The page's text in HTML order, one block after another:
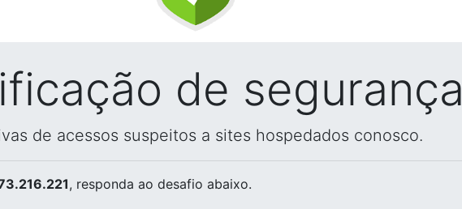
de segurança
de acessos suspeitos a sites hospedados conosco.
, responda ao desafio abaixo.